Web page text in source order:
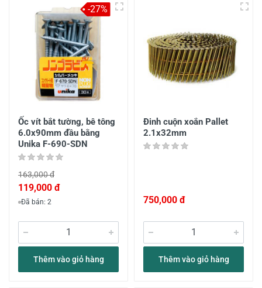
Ốc vít bắt tường, bê tông
6.0x90mm đầu bằng
Unika F-690-SDN
163,000 đ
119,000 đ
Đã bán: 2
Thêm vào giỏ hàng
-27%
Đinh cuộn xoắn Pallet
2.1x32mm
750,000 đ
Thêm vào giỏ hàng